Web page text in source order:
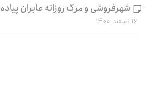
شهرفروشی و مرگ روزانه عابران پیاده
۱۶ اسفند ۱۴۰۰